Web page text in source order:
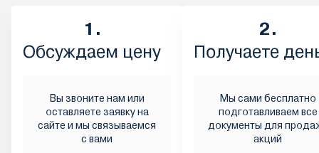
1.
Обсуждаем цену
Вы звоните нам или
оставляете заявку на
сайте и мы связываемся
с вами
2.
Получаете
Мы сами бесплатно
подготавливаем все
документы для
акций